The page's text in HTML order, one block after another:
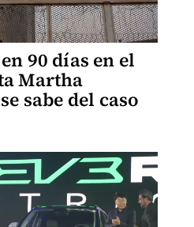
90 días en el
Martha
sabe del caso